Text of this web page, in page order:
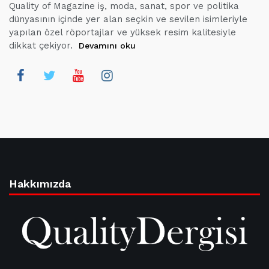
Quality of Magazine iş, moda, sanat, spor ve politika
dünyasının içinde yer alan seçkin ve sevilen isimleriyle
yapılan özel röportajlar ve yüksek resim kalitesiyle
dikkat çekiyor.
Devamını oku
Hakkımızda